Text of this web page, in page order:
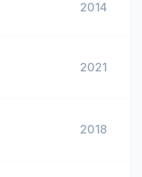
2014
2021
2018